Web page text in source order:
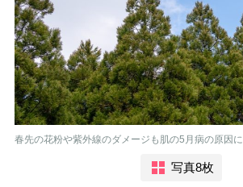
春先の花粉や紫外線のダメージも肌の5月病の原因に
写真8枚